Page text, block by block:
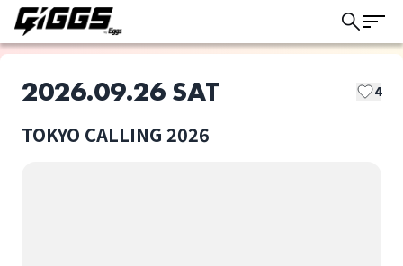
2026.09.26 SAT 4
TOKYO CALLING 2026
このライブの取り置きは終了しました